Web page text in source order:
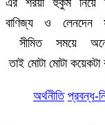
এর শরয়ী হুকুম নিয়ে
বাণিজ্য ও
সীমিত সময়ে
তাই মোটা মোটা
অর্থনীতি প্রবন্ধ-